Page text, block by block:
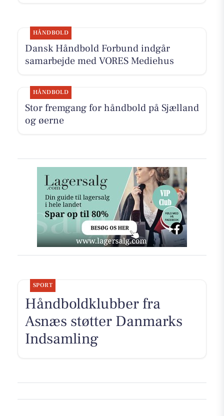
HÅNDBOLD
Dansk Håndbold Forbund indgår
samarbejde med VORES Mediehus
HÅNDBOLD
Stor fremgang for håndbold på Sjælland
og øerne
SPORT
Håndboldklubber fra
Asnæs støtter Danmarks
Indsamling